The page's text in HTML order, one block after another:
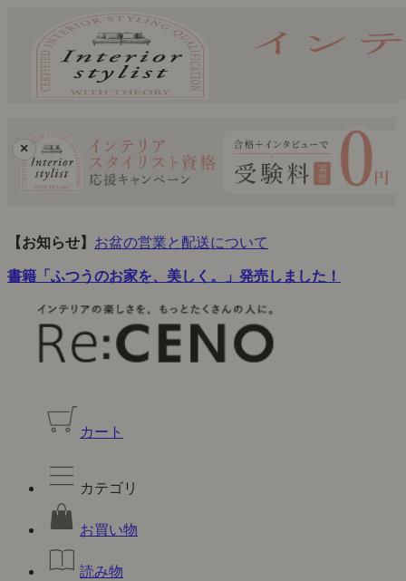
×
【お知らせ】 お盆の営業と配送について
書籍「ふつうのお家を、美しく。」発売しました！
カート
カテゴリ
お買い物
読み物